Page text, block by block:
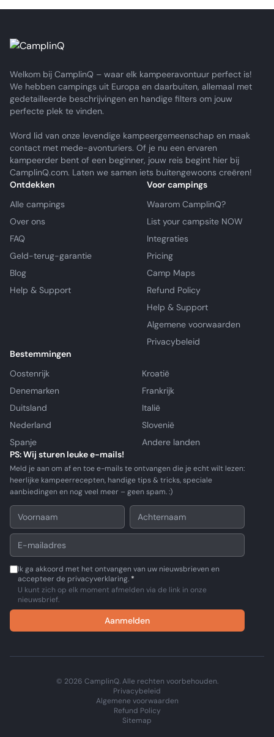
Welkom bij CamplinQ – waar elk kampeeravontuur perfect is!
We hebben campings uit Europa en daarbuiten, allemaal met
gedetailleerde beschrijvingen en handige filters om jouw
perfecte plek te vinden.
Word lid van onze levendige kampeergemeenschap en maak
contact met mede-avonturiers. Of je nu een ervaren
kampeerder bent of een beginner, jouw reis begint hier bij
CamplinQ.com. Laten we samen iets buitengewoons creëren!
Ontdekken
Alle campings
Over ons
FAQ
Geld-terug-garantie
Blog
Help & Support
Voor campings
Waarom CamplinQ?
List your campsite NOW
Integraties
Pricing
Camp Maps
Refund Policy
Help & Support
Algemene voorwaarden
Privacybeleid
Bestemmingen
Oostenrijk
Kroatië
Denemarken
Frankrijk
Duitsland
Italië
Nederland
Slovenië
Spanje
Andere landen
PS: Wij sturen leuke e-mails!
Meld je aan om af en toe e-mails te ontvangen die je echt wilt lezen:
heerlijke kampeerrecepten, handige tips & tricks, speciale
aanbiedingen en nog veel meer – geen spam. :)
Ik ga akkoord met het ontvangen van uw nieuwsbrieven en
accepteer de privacyverklaring. *
U kunt zich op elk moment afmelden via de link in onze
nieuwsbrief.
Aanmelden
© 2026 CamplinQ. Alle rechten voorbehouden.
Privacybeleid
Algemene voorwaarden
Refund Policy
Sitemap